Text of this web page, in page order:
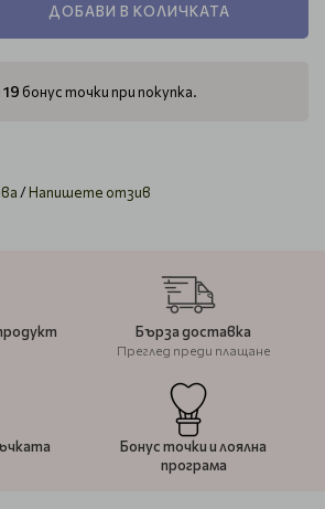
ДОБАВИ В КОЛИЧКАТА
19 бонус точки при покупка.
/Напишете отзив
Бърза доставка
Преглед преди плащане
Бонус точки и лоялна
програма